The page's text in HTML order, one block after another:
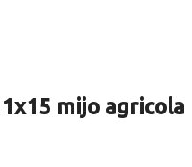
mijo agricola